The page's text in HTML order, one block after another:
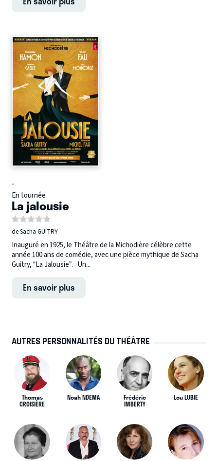
-
En tournée
La jalousie
de Sacha GUITRY
Inauguré en 1925, le Théâtre de la Michodière célèbre cette
année 100 ans de comédie, avec une pièce mythique de Sacha
Guitry, “La Jalousie”. Un...
En savoir plus
AUTRES PERSONNALITÉS DU THÉÂTRE
Thomas
CROISIÈRE
Noah NDEMA Frédéric
IMBERTY
Lou LUBIE